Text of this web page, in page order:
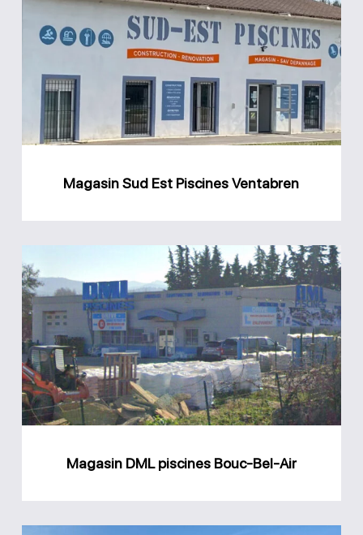
Sud
Est
Piscines
Ventabren
Magasin Sud Est Piscines Ventabren
Magasin
DML
piscines
Bouc-
Bel-
Air
Magasin DML piscines Bouc-Bel-Air